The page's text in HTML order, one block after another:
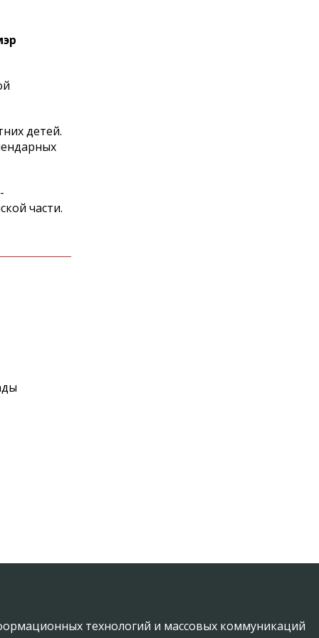
детей.
части.
технологий и массовых коммуникаций